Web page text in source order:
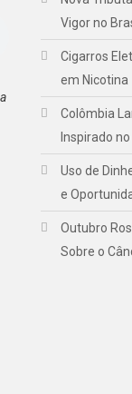
Vigor no
Cigarros
em Nicotina
Colômbia
Inspirado
Uso de
e
Outubro
Sobre o